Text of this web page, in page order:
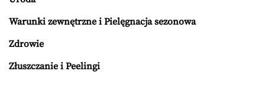
Warunki zewnętrzne i Pielęgnacja sezonowa
Zdrowie
Złuszczanie i Peelingi